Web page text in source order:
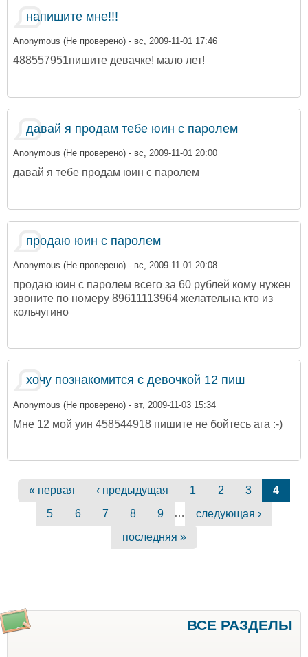
напишите мне!!!
Anonymous (Не проверено) - вс, 2009-11-01 17:46
488557951пишите девачке! мало лет!
давай я продам тебе юин с паролем
Anonymous (Не проверено) - вс, 2009-11-01 20:00
давай я тебе продам юин с паролем
продаю юин с паролем
Anonymous (Не проверено) - вс, 2009-11-01 20:08
продаю юин с паролем всего за 60 рублей кому нужен
звоните по номеру 89611113964 желательна кто из
кольчугино
хочу познакомится с девочкой 12 пиш
Anonymous (Не проверено) - вт, 2009-11-03 15:34
Мне 12 мой уин 458544918 пишите не бойтесь ага :-)
Страницы
« первая ‹ предыдущая 1 2 3
4
5
6 7 8 9 …
следующая ›
последняя »
ВСЕ РАЗДЕЛЫ